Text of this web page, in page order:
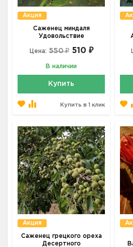
Акция
Саженец миндаля
Удовольствие
Цена: 550 ₽ 510 ₽
В наличии
Купить
Купить в 1 клик
Акция
Саженец грецкого ореха
Десертного